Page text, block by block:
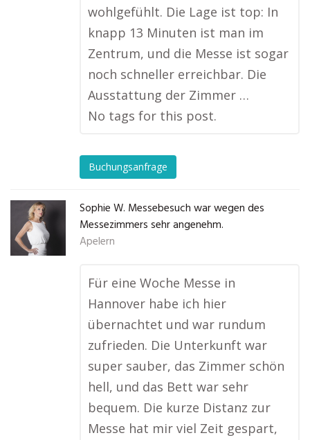
wohlgefühlt. Die Lage ist top: In
knapp 13 Minuten ist man im
Zentrum, und die Messe ist sogar
noch schneller erreichbar. Die
Ausstattung der Zimmer …
No tags for this post.
Buchungsanfrage
Sophie W. Messebesuch war wegen des
Messezimmers sehr angenehm.
Apelern
Für eine Woche Messe in
Hannover habe ich hier
übernachtet und war rundum
zufrieden. Die Unterkunft war
super sauber, das Zimmer schön
hell, und das Bett war sehr
bequem. Die kurze Distanz zur
Messe hat mir viel Zeit gespart,